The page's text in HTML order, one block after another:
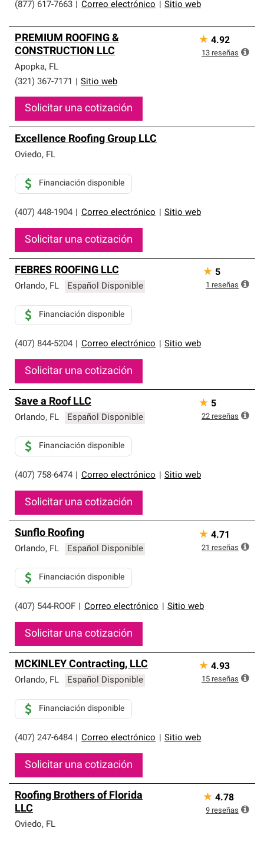
(877) 617-7663 Correo electrónico Sitio web
PREMIUM ROOFING &
CONSTRUCTION LLC
Apopka, FL
(321) 367-7171
Sitio web
Solicitar una cotización
★ 4.92
13 reseñas
Excellence Roofing Group LLC
Oviedo, FL
(407) 448-1904 Correo electrónico Sitio web
Financiación disponible
Solicitar una cotización
FEBRES ROOFING LLC
Orlando, FL Español Disponible
(407) 844-5204 Correo electrónico Sitio web
Financiación disponible
Solicitar una cotización
★ 5
1 reseñas
Save a Roof LLC
Orlando, FL Español Disponible
(407) 758-6474 Correo electrónico Sitio web
Financiación disponible
Solicitar una cotización
★ 5
22 reseñas
Sunflo Roofing
Orlando, FL Español Disponible
(407) 544-ROOF Correo electrónico Sitio web
Financiación disponible
Solicitar una cotización
★ 4.71
21 reseñas
MCKINLEY Contracting, LLC
Orlando, FL Español Disponible
(407) 247-6484 Correo electrónico Sitio web
Financiación disponible
Solicitar una cotización
★ 4.93
15 reseñas
Roofing Brothers of Florida
LLC
Oviedo, FL
★ 4.78
9 reseñas